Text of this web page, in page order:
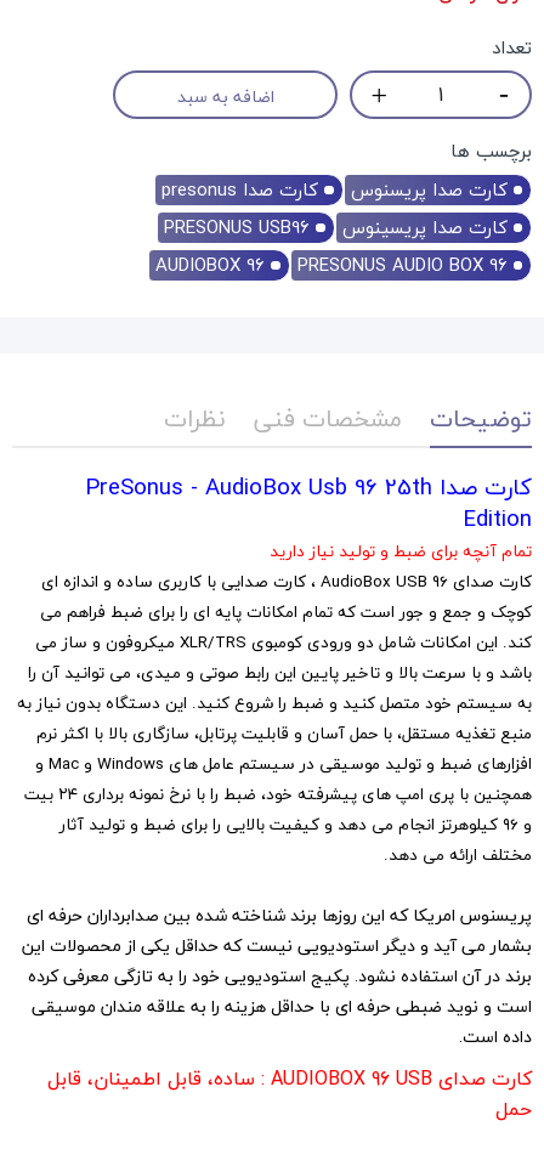
تعداد
اضافه به سبد
برچسب ها
کارت صدا پریسنوس
کارت صدا presonus
کارت صدا پریسینوس
PRESONUS USB96
PRESONUS AUDIO BOX 96
AUDIOBOX 96
توضیحات مشخصات فنی نظرات
کارت صدا PreSonus - AudioBox Usb 96 25th
Edition
تمام آنچه برای ضبط و تولید نیاز دارید
کارت صدای AudioBox USB 96 ، کارت صدایی با کاربری ساده و اندازه ای
کوچک و جمع و جور است که تمام امکانات پایه ای را برای ضبط فراهم می
کند. این امکانات شامل دو ورودی کومبوی XLR/TRS میکروفون و ساز می
باشد و با سرعت بالا و تاخیر پایین این رابط صوتی و میدی، می توانید آن را
به سیستم خود متصل کنید و ضبط را شروع کنید. این دستگاه بدون نیاز به
منبع تغذیه مستقل، با حمل آسان و قابلیت پرتابل، سازگاری بالا با اکثر نرم
افزارهای ضبط و تولید موسیقی در سیستم عامل های Windows و Mac و
همچنین با پری امپ های پیشرفته خود، ضبط را با نرخ نمونه برداری ۲۴ بیت
و ۹۶ کیلوهرتز انجام می دهد و کیفیت بالایی را برای ضبط و تولید آثار
مختلف ارائه می دهد.
پریسنوس امریکا که این روزها برند شناخته شده بین صدابرداران حرفه ای
بشمار می آید و ‏دیگر استودیویی نیست که حداقل یکی از محصولات این
برند در آن استفاده نشود. پکیج ‏استودیویی خود را به تازگی معرفی کرده
است و نوید ضبطی حرفه ای با حداقل هزینه را به ‏علاقه مندان موسیقی
داده است.
کارت صدای ‏AUDIOBOX 96 USB‏ : ساده، قابل اطمینان، قابل
حمل ‏